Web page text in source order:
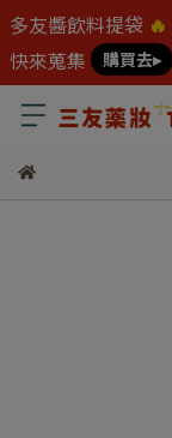
多友醬飲料提袋 🔥
快來蒐集
購買去▸